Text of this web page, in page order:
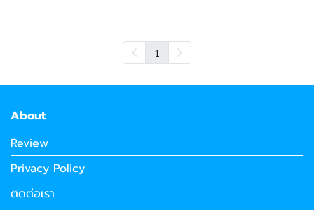
1
About
Review
Privacy Policy
ติดต่อเรา